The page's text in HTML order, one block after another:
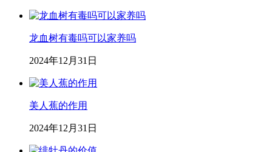
龙血树有毒吗可以家养吗
2024年12月31日
美人蕉的作用
2024年12月31日